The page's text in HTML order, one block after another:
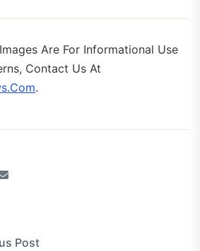
Are For Informational Use
Contact Us At
.
Post